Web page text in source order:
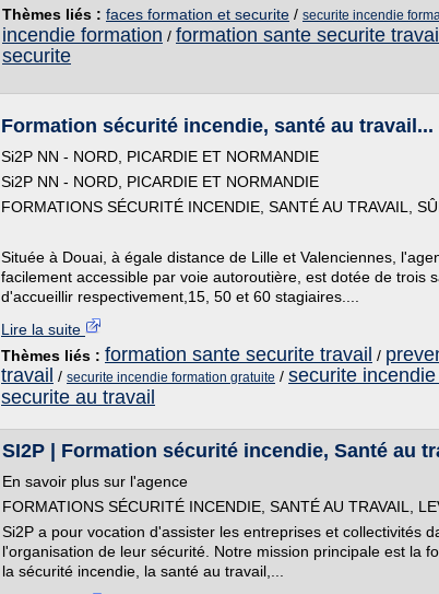
Thèmes liés : faces formation et securite / securite incendie
incendie formation / formation sante securite travail
securite
Formation sécurité incendie, santé au travail...
Si2P NN - NORD, PICARDIE ET NORMANDIE
Si2P NN - NORD, PICARDIE ET NORMANDIE
FORMATIONS SÉCURITÉ INCENDIE, SANTÉ AU TRAVAIL,
Située à Douai, à égale distance de Lille et Valenciennes,
facilement accessible par voie autoroutière, est dotée de trois
d'accueillir respectivement,15, 50 et 60 stagiaires....
Lire la suite
Thèmes liés : formation sante securite travail /
travail / securite incendie formation gratuite / securite
securite au travail
SI2P | Formation sécurité incendie, Santé au
En savoir plus sur l'agence
FORMATIONS SÉCURITÉ INCENDIE, SANTÉ AU TRAVAIL,
Si2P a pour vocation d'assister les entreprises et collectivités
l'organisation de leur sécurité. Notre mission principale est la
la sécurité incendie, la santé au travail,...